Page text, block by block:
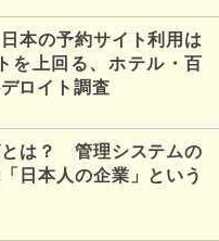
本の予約サイト利用は
を上回る、ホテル・百
ロイト調査
とは？ 管理システムの
日本人の企業」という